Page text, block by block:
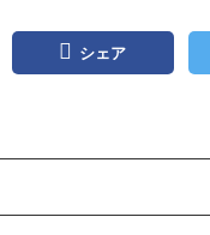
シェア